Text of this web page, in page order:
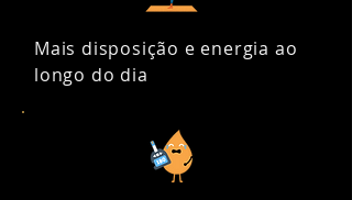
Mais disposição e energia ao
longo do dia